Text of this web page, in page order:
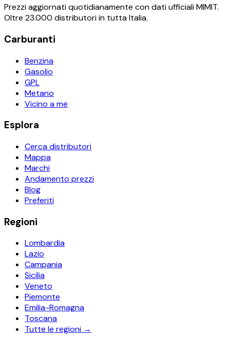
Prezzi aggiornati quotidianamente con dati ufficiali MIMIT.
Oltre 23.000 distributori in tutta Italia.
Carburanti
Benzina
Gasolio
GPL
Metano
Vicino a me
Esplora
Cerca distributori
Mappa
Marchi
Andamento prezzi
Blog
Preferiti
Regioni
Lombardia
Lazio
Campania
Sicilia
Veneto
Piemonte
Emilia-Romagna
Toscana
Tutte le regioni →